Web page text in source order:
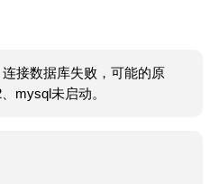
接数据库失败，可能的原
mysql未启动。